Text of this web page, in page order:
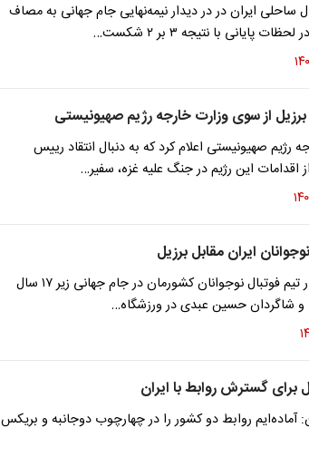
ساحلی ایران در در دیدار نیمه‌نهایی جام جهانی به مصاف
پایانی با نتیجه ۳ بر ۲ شکست…
از سوی وزارت خارجه رژیم صهیونیستی
رژیم صهیونیستی اعلام کرد که به دنبال انتقاد رییس
اقدامات این رژیم در جنگ علیه غزه، سفیر…
ایران مقابل برزیل
نخستین دیدار تیم‌ فوتبال نوجوانان کشورمان در جام جهانی زیر ۱۷ سال
و شاگردان حسین عبدی در ورزشگاه…
برای گسترش روابط با ایران
آماده‌ایم روابط دو کشور را در چهارچوب دوجانبه و بریکس